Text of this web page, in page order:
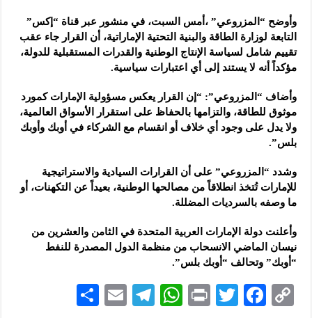
وأوضح “المزروعي” ،أمس السبت، في منشور عبر قناة “إكس”
التابعة لوزارة الطاقة والبنية التحتية الإماراتية، أن القرار جاء عقب
تقييم شامل لسياسة الإنتاج الوطنية والقدرات المستقبلية للدولة،
مؤكداً أنه لا يستند إلى أي اعتبارات سياسية.
وأضاف “المزروعي”: “إن القرار يعكس مسؤولية الإمارات كمورد
موثوق للطاقة، والتزامها بالحفاظ على استقرار الأسواق العالمية،
ولا يدل على وجود أي خلاف أو انقسام مع الشركاء في أوبك وأوبك
بلس”.
وشدد “المزروعي” على أن القرارات السيادية والاستراتيجية
للإمارات تُتخذ انطلاقاً من مصالحها الوطنية، بعيداً عن التكهنات، أو
ما وصفه بالسرديات المضللة.
وأعلنت دولة الإمارات العربية المتحدة في الثامن والعشرين من
نيسان الماضي الانسحاب من منظمة الدول المصدرة للنفط
“أوبك” وتحالف “أوبك بلس”.
C
F
T
P
W
Te
E